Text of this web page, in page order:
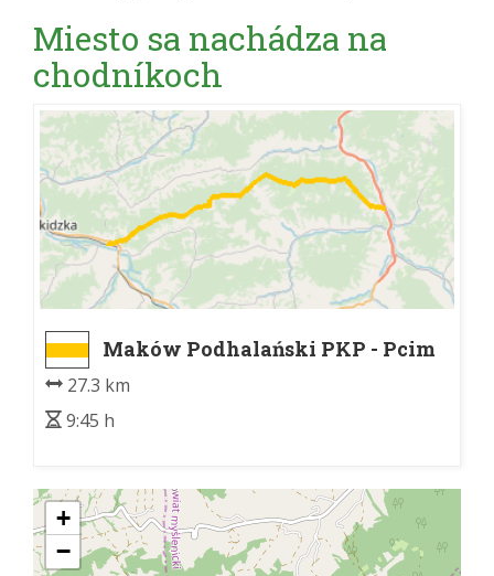
Miesto sa nachádza na
chodníkoch
Maków Podhalański PKP - Pcim
27.3 km
9:45 h
+
−